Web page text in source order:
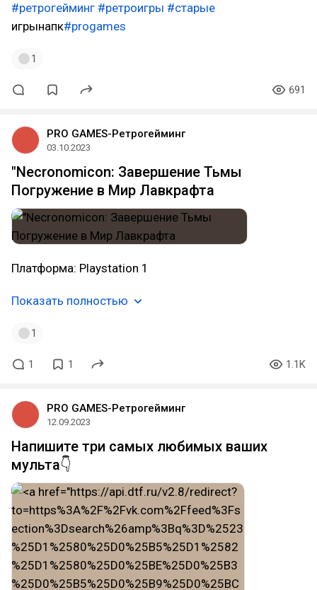
#ретрогейминг #ретроигры #старые
игрынапк#progames
1
691
PRO GAMES-Ретрогейминг
03.10.2023
"Necronomicon: Завершение Тьмы
Погружение в Мир Лавкрафта
Платформа: Playstation 1
Показать полностью
1
1 1 1.1K
PRO GAMES-Ретрогейминг
12.09.2023
Напишите три самых любимых ваших
мульта👇